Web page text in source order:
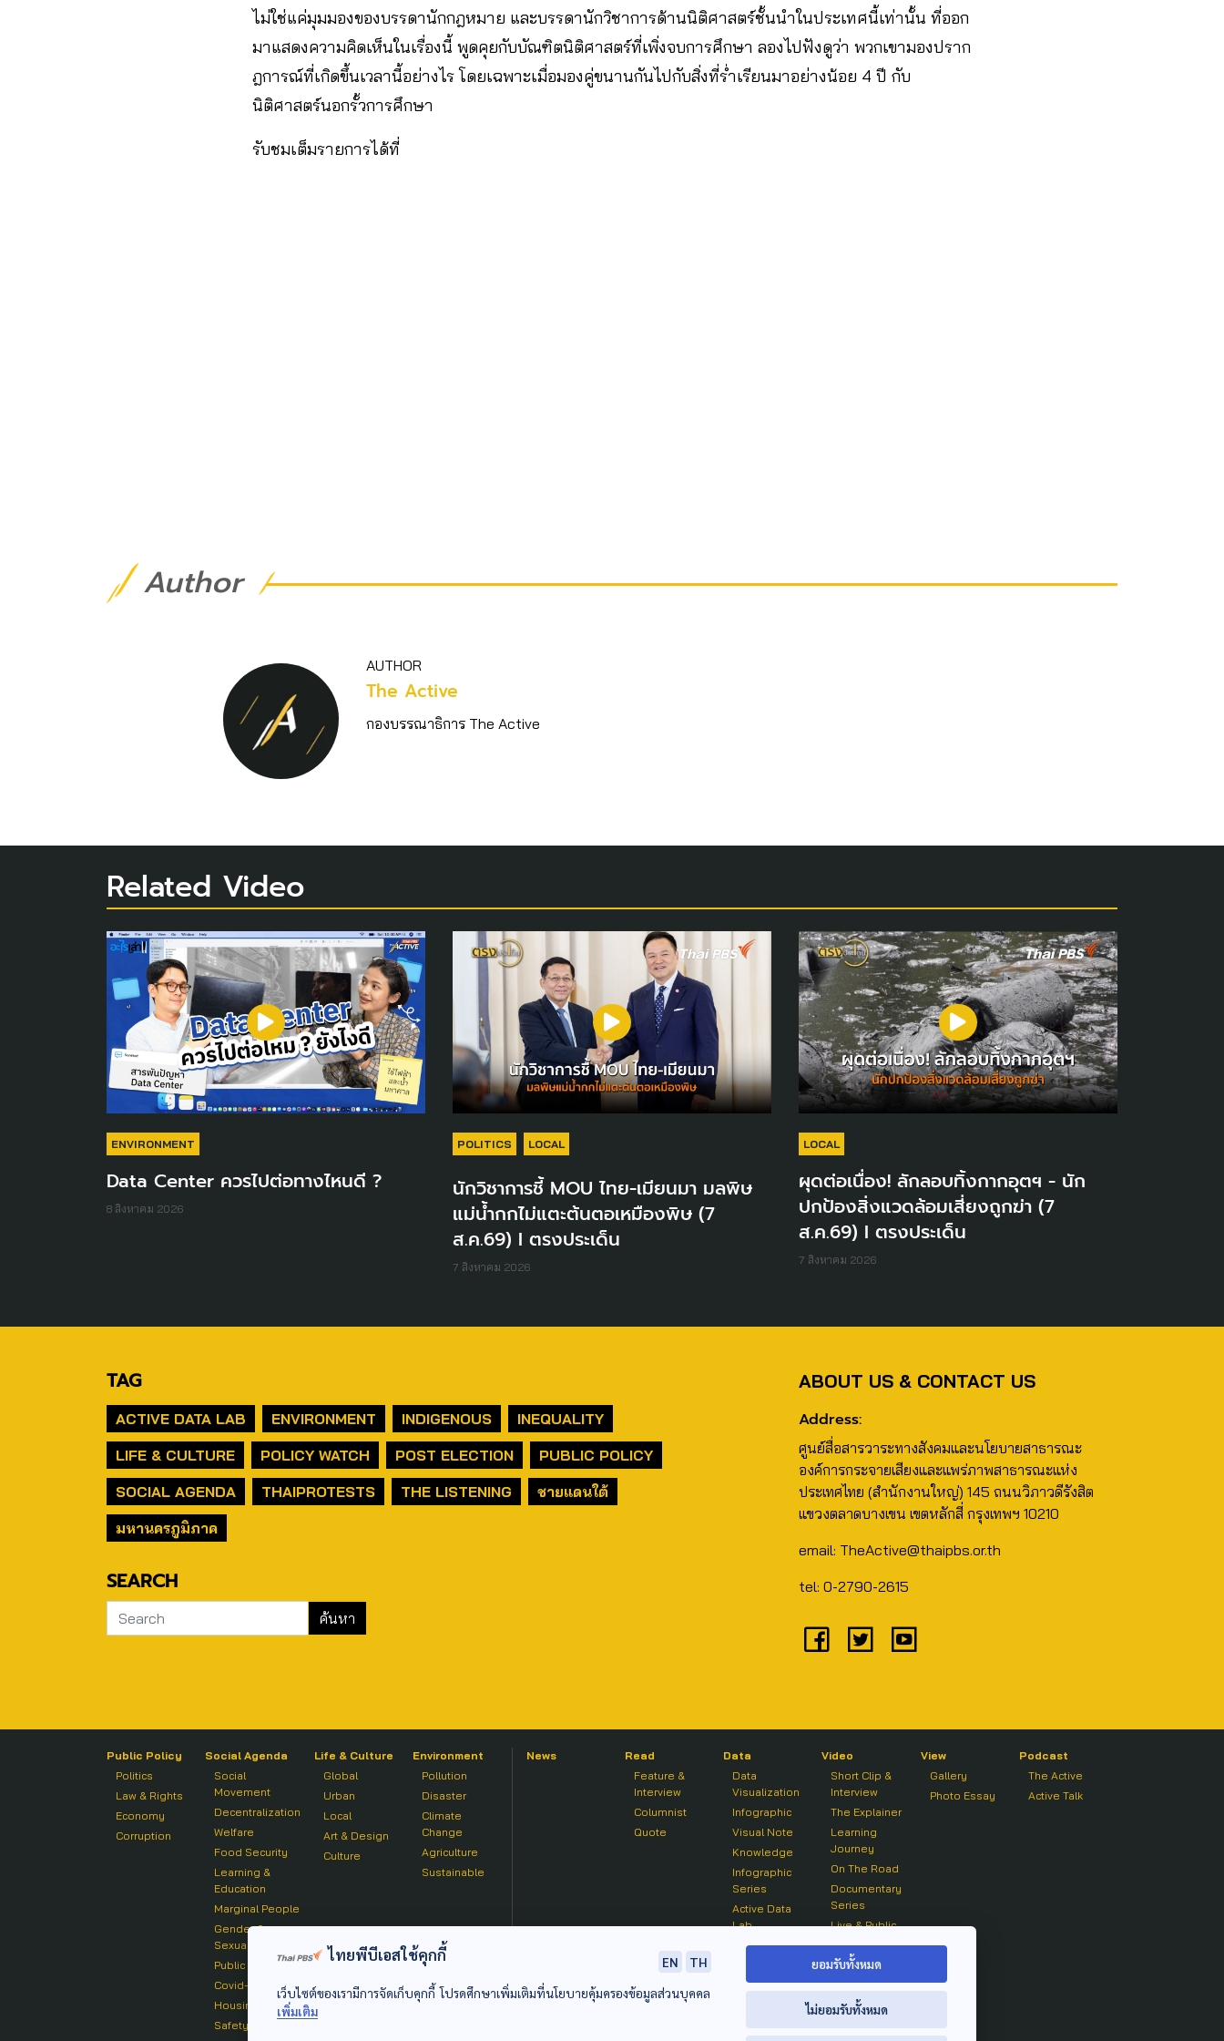
ไม่ใช่แค่มุมมองของบรรดานักกฎหมาย และบรรดานักวิชาการด้านนิติศาสตร์ชั้นนำในประเทศนี้เท่านั้น ที่ออก
มาแสดงความคิดเห็นในเรื่องนี้ พูดคุยกับบัณฑิตนิติศาสตร์ที่เพิ่งจบการศึกษา ลองไปฟังดูว่า พวกเขามองปราก
ฎการณ์ที่เกิดขึ้นเวลานี้อย่างไร โดยเฉพาะเมื่อมองคู่ขนานกันไปกับสิ่งที่ร่ำเรียนมาอย่างน้อย 4 ปี กับ
นิติศาสตร์นอกรั้วการศึกษา
รับชมเต็มรายการได้ที่
Author
AUTHOR
The Active
กองบรรณาธิการ The Active
Related Video
ENVIRONMENT
Data Center ควรไปต่อทางไหนดี ?
8 สิงหาคม 2026
POLITICS LOCAL
นักวิชาการชี้ MOU ไทย-เมียนมา มลพิษ
แม่น้ำกกไม่แตะต้นตอเหมืองพิษ (7
ส.ค.69) I ตรงประเด็น
7 สิงหาคม 2026
LOCAL
ผุดต่อเนื่อง! ลักลอบทิ้งกากอุตฯ - นัก
ปกป้องสิ่งแวดล้อมเสี่ยงถูกฆ่า (7
ส.ค.69) I ตรงประเด็น
7 สิงหาคม 2026
TAG
ACTIVE DATA LAB ENVIRONMENT INDIGENOUS
INEQUALITY
LIFE & CULTURE
POLICY WATCH POST ELECTION
PUBLIC POLICY
SOCIAL AGENDA
THAIPROTESTS THE LISTENING
ชายแดนใต้
มหานครภูมิภาค
SEARCH
ABOUT US & CONTACT US
Address:
ศูนย์สื่อสารวาระทางสังคมและนโยบายสาธารณะ
องค์การกระจายเสียงและแพร่ภาพสาธารณะแห่ง
ประเทศไทย (สำนักงานใหญ่) 145 ถนนวิภาวดีรังสิต
แขวงตลาดบางเขน เขตหลักสี่ กรุงเทพฯ 10210
email: TheActive@thaipbs.or.th
tel: 0-2790-2615
Public Policy
Politics
Law & Rights
Economy
Corruption
Social Agenda
Social
Movement
Decentralization
Welfare
Food Security
Learning &
Education
Marginal People
Gender &
Sexuality
Public Health
Covid-19
Housing
Safety
Life & Culture
Global
Urban
Local
Art & Design
Culture
Environment
Pollution
Disaster
Climate
Change
Agriculture
Sustainable
News
Read
Feature &
Interview
Columnist
Quote
Data
Data
Visualization
Infographic
Visual Note
Knowledge
Infographic
Series
Active Data
Lab
Video
Short Clip &
Interview
The Explainer
Learning
Journey
On The Road
Documentary
Series
Live & Public
On air Clip
View
Gallery
Photo Essay
Podcast
The Active
Active Talk
ไทยพีบีเอสใช้คุกกี้ EN
TH
เว็บไซต์ของเรามีการจัดเก็บคุกกี้ โปรดศึกษาเพิ่มเติมที่นโยบายคุ้มครองข้อมูลส่วนบุคคล
เพิ่มเติม
ยอมรับทั้งหมด
ไม่ยอมรับทั้งหมด